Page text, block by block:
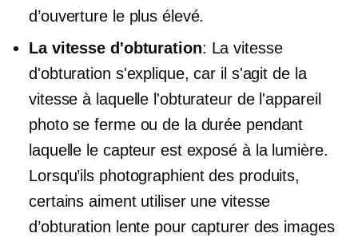
d’ouverture le plus élevé.
La vitesse d'obturation: La vitesse
d'obturation s'explique, car il s'agit de la
vitesse à laquelle l'obturateur de l'appareil
photo se ferme ou de la durée pendant
laquelle le capteur est exposé à la lumière.
Lorsqu’ils photographient des produits,
certains aiment utiliser une vitesse
d’obturation lente pour capturer des images